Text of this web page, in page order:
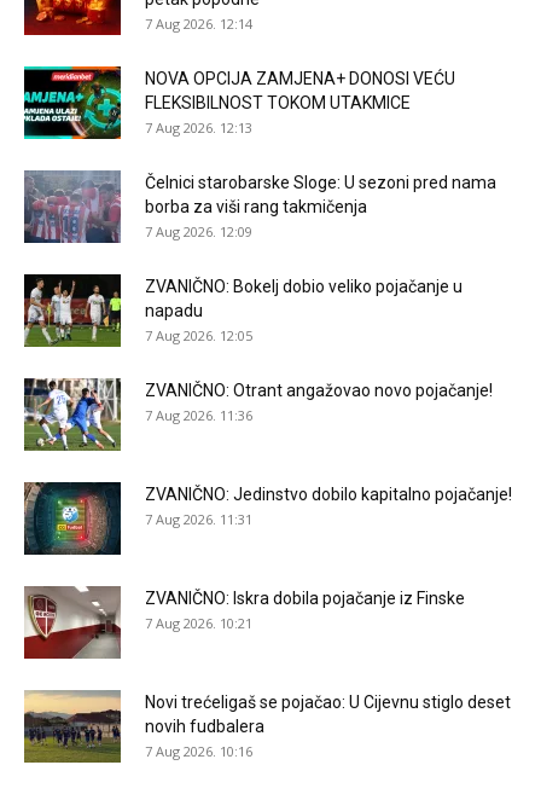
7 Aug 2026. 12:14
NOVA OPCIJA ZAMJENA+ DONOSI VEĆU
FLEKSIBILNOST TOKOM UTAKMICE
7 Aug 2026. 12:13
Čelnici starobarske Sloge: U sezoni pred nama
borba za viši rang takmičenja
7 Aug 2026. 12:09
ZVANIČNO: Bokelj dobio veliko pojačanje u
napadu
7 Aug 2026. 12:05
ZVANIČNO: Otrant angažovao novo pojačanje!
7 Aug 2026. 11:36
ZVANIČNO: Jedinstvo dobilo kapitalno pojačanje!
7 Aug 2026. 11:31
ZVANIČNO: Iskra dobila pojačanje iz Finske
7 Aug 2026. 10:21
Novi trećeligaš se pojačao: U Cijevnu stiglo deset
novih fudbalera
7 Aug 2026. 10:16